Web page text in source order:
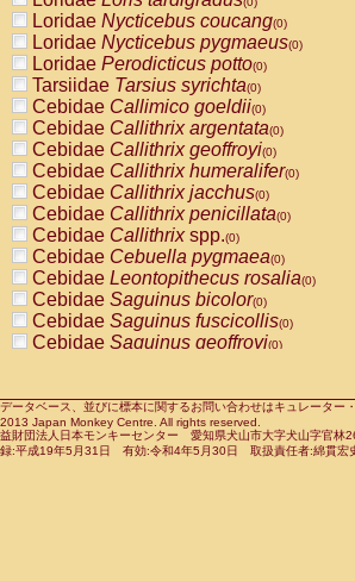
AtelidaeLagothrix lagothricha cana
PitheciidaeCacajao calvus
PitheciidaeCallicebus cupreus
PitheciidaeCallicebus donacophilus
PitheciidaeCallicebus moloch
PitheciidaeCallicebus torquatus
PitheciidaeCallicebusspp.(0)
PitheciidaeChiropotes satanas(0)
PitheciidaePithecia monachus
PitheciidaePithecia pithecia(0)
CercopithecidaeCercocebus agilis
CercopithecidaeCercocebus
CercopithecidaeCercocebus
CercopithecidaeCercocebus
CercopithecidaeCercocebus
CercopithecidaeCercocebushybrid
CercopithecidaePapio anubis(0)
CercopithecidaePapio cynocephalus
CercopithecidaePapio hamadryas(0)
Loridae Nycticebus coucang(0)
Loridae Nycticebus pygmaeus(0)
Loridae Perodicticus potto(0)
Tarsiidae Tarsius syrichta(0)
Cebidae Callimico goeldii(0)
Cebidae Callithrix argentata(0)
Cebidae Callithrix geoffroyi(0)
Cebidae Callithrix humeralifer(0)
Cebidae Callithrix jacchus(0)
Cebidae Callithrix penicillata(0)
Cebidae Callithrixspp.(0)
Cebidae Cebuella pygmaea(0)
Cebidae Leontopithecus rosalia(0)
Cebidae Saguinus bicolor(0)
Cebidae Saguinus fuscicollis(0)
Cebidae Saguinus geoffroyi(0)
CebidaeSaguinus leucopus(0)
CebidaeSaguinus midas(0)
Cebidae Saguinus mystax(0)
ータベース、並びに標本に関するお問い合わせはキュレータ
Japan Monkey Centre. All rights reserved.
財団法人日本モンキーセンター 愛知県犬山市大字犬山字官
:平成19年5月31日 有効:令和4年5月30日 取扱責任者:綿貫宏